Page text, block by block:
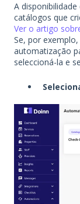
A
catálogos que
Ver o artigo
Se, por
automatização
seleccioná-la e